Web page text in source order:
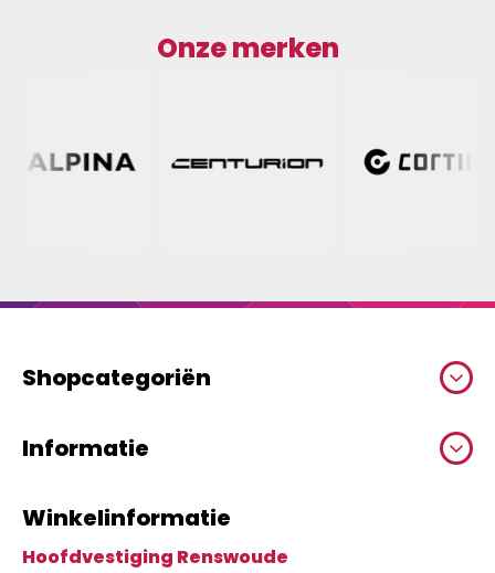
Onze merken
Shopcategoriën
Informatie
Winkelinformatie
Hoofdvestiging Renswoude